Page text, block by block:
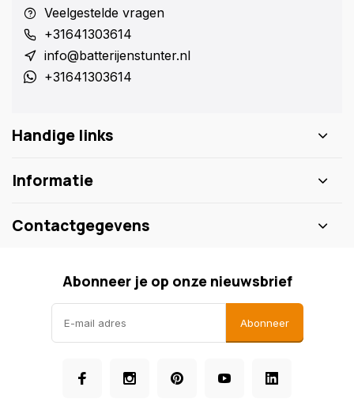
Veelgestelde vragen
+31641303614
info@batterijenstunter.nl
+31641303614
Handige links
Informatie
Contactgegevens
Abonneer je op onze nieuwsbrief
Abonneer